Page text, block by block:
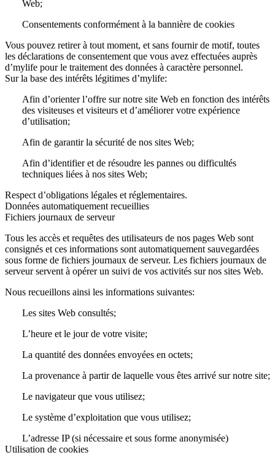
Web;
Consentements conformément à la bannière de cookies
Vous pouvez retirer à tout moment, et sans fournir de motif, toutes
les déclarations de consentement que vous avez effectuées auprès
d’mylife pour le traitement des données à caractère personnel.
Sur la base des intérêts légitimes d’mylife:
Afin d’orienter l’offre sur notre site Web en fonction des intérêts
des visiteuses et visiteurs et d’améliorer votre expérience
d’utilisation;
Afin de garantir la sécurité de nos sites Web;
Afin d’identifier et de résoudre les pannes ou difficultés
techniques liées à nos sites Web;
Respect d’obligations légales et réglementaires.
Données automatiquement recueillies
Fichiers journaux de serveur
Tous les accès et requêtes des utilisateurs de nos pages Web sont
consignés et ces informations sont automatiquement sauvegardées
sous forme de fichiers journaux de serveur. Les fichiers journaux de
serveur servent à opérer un suivi de vos activités sur nos sites Web.
Nous recueillons ainsi les informations suivantes:
Les sites Web consultés;
L’heure et le jour de votre visite;
La quantité des données envoyées en octets;
La provenance à partir de laquelle vous êtes arrivé sur notre site;
Le navigateur que vous utilisez;
Le système d’exploitation que vous utilisez;
L’adresse IP (si nécessaire et sous forme anonymisée)
Utilisation de cookies